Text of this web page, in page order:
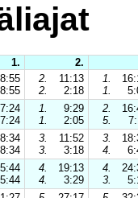
1.
2.
8:55 2. 11:13 1.
8:55 2. 2:18 1.
7:24 1. 9:29 2.
7:24 1. 2:05 5.
8:34 3. 11:52 3.
8:34 3. 3:18 4.
4. 19:13 4.
4. 3:29 3.